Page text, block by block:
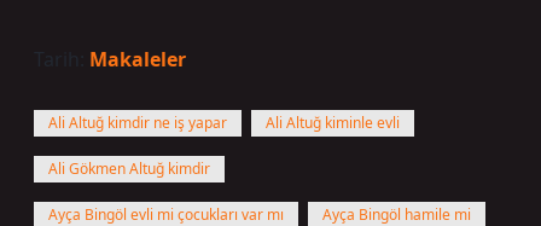
Tarih: Makaleler
Ali Altuğ kimdir ne iş yapar Ali Altuğ kiminle evli
Ali Gökmen Altuğ kimdir
Ayça Bingöl evli mi çocukları var mı Ayça Bingöl hamile mi